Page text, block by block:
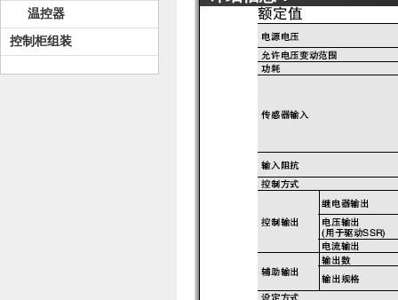
温控器
控制柜组装